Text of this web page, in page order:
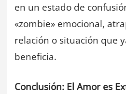
en un estado de
«zombie» emocional,
relación o situación que
beneficia.
Conclusión: El Amor es